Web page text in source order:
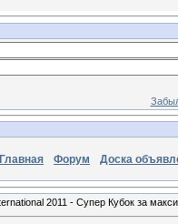
Главная Форум Доска
2011 - Супер Кубок за